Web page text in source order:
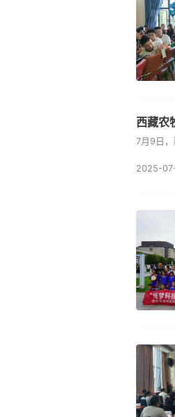
西藏农
7月9日，
2025-